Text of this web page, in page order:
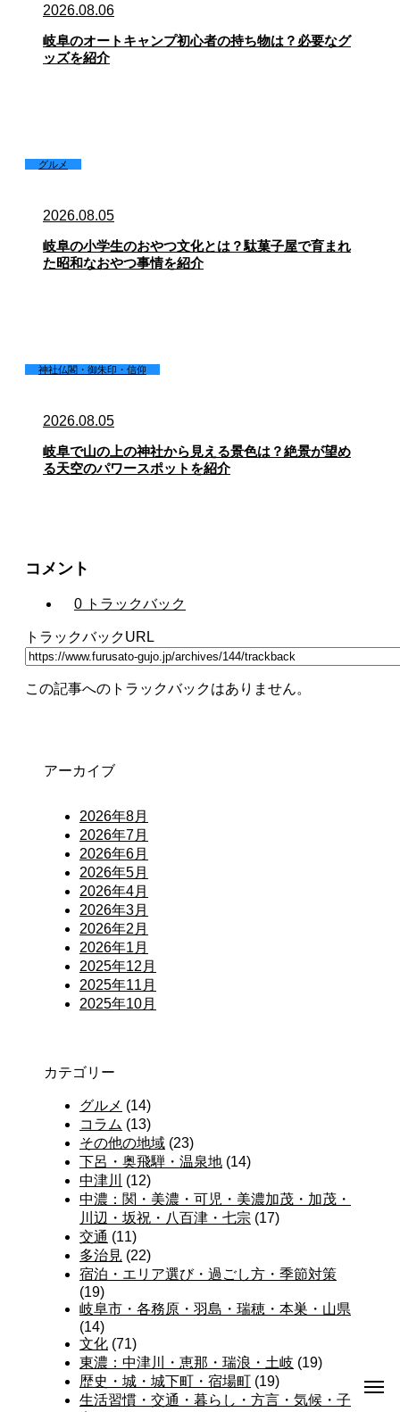
2026.08.06
岐阜のオートキャンプ初心者の持ち物は？必要なグ
ッズを紹介
グルメ
2026.08.05
岐阜の小学生のおやつ文化とは？駄菓子屋で育まれ
た昭和なおやつ事情を紹介
神社仏閣・御朱印・信仰
2026.08.05
岐阜で山の上の神社から見える景色は？絶景が望め
る天空のパワースポットを紹介
コメント
0 トラックバック
トラックバックURL
この記事へのトラックバックはありません。
アーカイブ
2026年8月
2026年7月
2026年6月
2026年5月
2026年4月
2026年3月
2026年2月
2026年1月
2025年12月
2025年11月
2025年10月
カテゴリー
グルメ (14)
コラム (13)
その他の地域 (23)
下呂・奥飛騨・温泉地 (14)
中津川
(12)
中濃：関・美濃・可児・美濃加茂・加茂・
川辺・坂祝・八百津・七宗 (17)
交通 (11)
多治見 (22)
宿泊・エリア選び・過ごし方・季節対策
(19)
岐阜市・各務原・羽島・瑞穂・本巣・山県
(14)
文化 (71)
東濃：中津川・恵那・瑞浪・土岐 (19)
歴史・城・城下町・宿場町 (19)
生活習慣・交通・暮らし・方言・気候・子